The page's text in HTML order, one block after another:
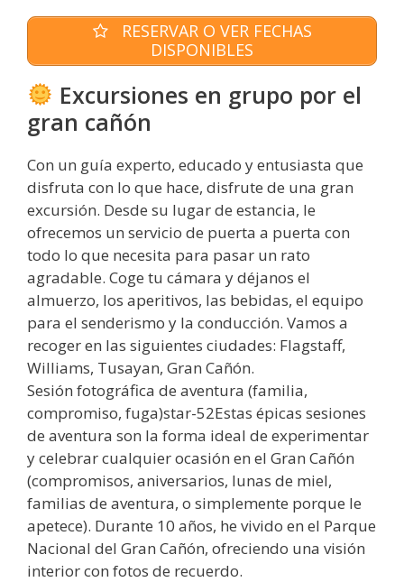
RESERVAR O VER FECHAS
DISPONIBLES
Excursiones en grupo por el
gran cañón
Con un guía experto, educado y entusiasta que
disfruta con lo que hace, disfrute de una gran
excursión. Desde su lugar de estancia, le
ofrecemos un servicio de puerta a puerta con
todo lo que necesita para pasar un rato
agradable. Coge tu cámara y déjanos el
almuerzo, los aperitivos, las bebidas, el equipo
para el senderismo y la conducción. Vamos a
recoger en las siguientes ciudades: Flagstaff,
Williams, Tusayan, Gran Cañón.
Sesión fotográfica de aventura (familia,
compromiso, fuga)star-52Estas épicas sesiones
de aventura son la forma ideal de experimentar
y celebrar cualquier ocasión en el Gran Cañón
(compromisos, aniversarios, lunas de miel,
familias de aventura, o simplemente porque le
apetece). Durante 10 años, he vivido en el Parque
Nacional del Gran Cañón, ofreciendo una visión
interior con fotos de recuerdo.